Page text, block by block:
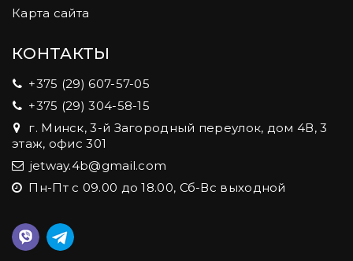
Карта сайта
КОНТАКТЫ
+375 (29) 607-57-05
+375 (29) 304-58-15
г. Минск, 3-й Загородный переулок, дом 4В, 3
этаж, офис 301
jetway.4b@gmail.com
Пн-Пт с 09.00 до 18.00, Сб-Вс выходной